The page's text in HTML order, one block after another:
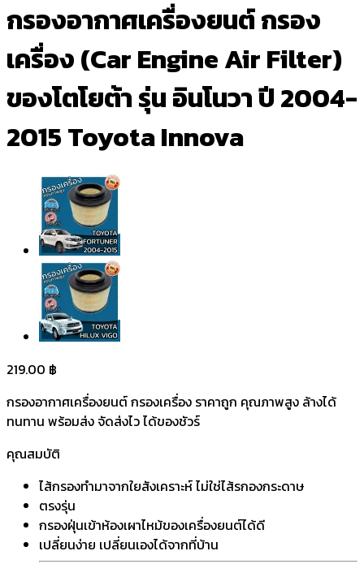
กรองอากาศเครื่องยนต์ กรอง
เครื่อง (Car Engine Air Filter)
ของโตโยต้า รุ่น อินโนวา ปี 2004-
2015 Toyota Innova
219.00 ฿
กรองอากาศเครื่องยนต์ กรองเครื่อง ราคาถูก คุณภาพสูง ล้างได้
ทนทาน พร้อมส่ง จัดส่งไว ได้ของชัวร์
คุณสมบัติ
ไส้กรองทำมาจากใยสังเคราะห์ ไม่ใช่ไส้รกองกระดาษ
ตรงรุ่น
กรองฝุ่นเข้าห้องเผาไหม้ของเครื่องยนต์ได้ดี
เปลี่ยนง่าย เปลี่ยนเองได้จากที่บ้าน